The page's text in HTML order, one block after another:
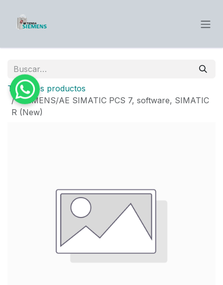
Todos los productos
SIEMENS/AE SIMATIC PCS 7, software, SIMATIC
R (New)